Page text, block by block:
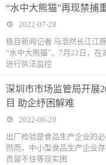
“水中大熊猫”再现禁捕
2022-07-28
极目新闻记者 马浩然长江江
“水中大熊猫”。7月22日，
进行执法监控
深圳市市场监管局开展
目 助企纾困解难
2022-06-20
出厂检验是食品生产企业的
然而，中小型食品生产企业
员留不住等现实困